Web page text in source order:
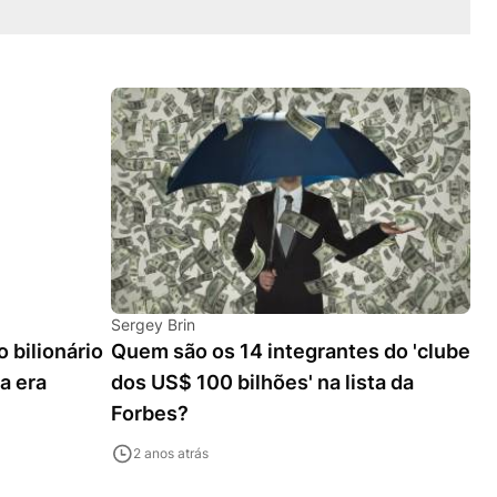
bilionário
era
Sergey Brin
Quem são os 14 integrantes do 'clube
dos US$ 100 bilhões' na lista da
Forbes?
2 anos atrás